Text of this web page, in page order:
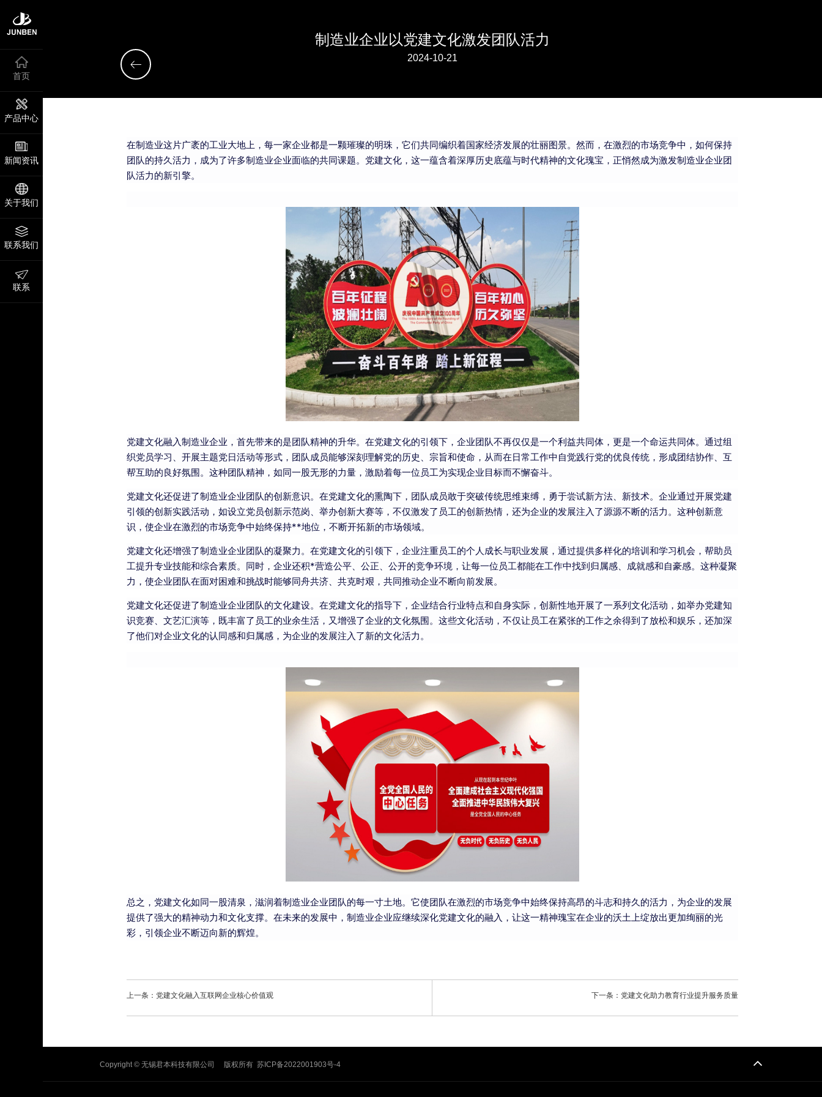
首页
产品中心
新闻资讯
关于我们
联系我们
联系
制造业企业以党建文化激发团队活力
2024-10-21
在制造业这片广袤的工业大地上，每一家企业都是一颗璀璨的明珠，它们共同编织着国家经济发展的壮丽图景。然而，在激烈的市场竞争中，如何保持
团队的持久活力，成为了许多制造业企业面临的共同课题。党建文化，这一蕴含着深厚历史底蕴与时代精神的文化瑰宝，正悄然成为激发制造业企业团
队活力的新引擎。
党建文化融入制造业企业，首先带来的是团队精神的升华。在党建文化的引领下，企业团队不再仅仅是一个利益共同体，更是一个命运共同体。通过组
织党员学习、开展主题党日活动等形式，团队成员能够深刻理解党的历史、宗旨和使命，从而在日常工作中自觉践行党的优良传统，形成团结协作、互
帮互助的良好氛围。这种团队精神，如同一股无形的力量，激励着每一位员工为实现企业目标而不懈奋斗。
党建文化还促进了制造业企业团队的创新意识。在党建文化的熏陶下，团队成员敢于突破传统思维束缚，勇于尝试新方法、新技术。企业通过开展党建
引领的创新实践活动，如设立党员创新示范岗、举办创新大赛等，不仅激发了员工的创新热情，还为企业的发展注入了源源不断的活力。这种创新意
识，使企业在激烈的市场竞争中始终保持**地位，不断开拓新的市场领域。
党建文化还增强了制造业企业团队的凝聚力。在党建文化的引领下，企业注重员工的个人成长与职业发展，通过提供多样化的培训和学习机会，帮助员
工提升专业技能和综合素质。同时，企业还积*营造公平、公正、公开的竞争环境，让每一位员工都能在工作中找到归属感、成就感和自豪感。这种凝聚
力，使企业团队在面对困难和挑战时能够同舟共济、共克时艰，共同推动企业不断向前发展。
党建文化还促进了制造业企业团队的文化建设。在党建文化的指导下，企业结合行业特点和自身实际，创新性地开展了一系列文化活动，如举办党建知
识竞赛、文艺汇演等，既丰富了员工的业余生活，又增强了企业的文化氛围。这些文化活动，不仅让员工在紧张的工作之余得到了放松和娱乐，还加深
了他们对企业文化的认同感和归属感，为企业的发展注入了新的文化活力。
总之，党建文化如同一股清泉，滋润着制造业企业团队的每一寸土地。它使团队在激烈的市场竞争中始终保持高昂的斗志和持久的活力，为企业的发展
提供了强大的精神动力和文化支撑。在未来的发展中，制造业企业应继续深化党建文化的融入，让这一精神瑰宝在企业的沃土上绽放出更加绚丽的光
彩，引领企业不断迈向新的辉煌。
上一条：党建文化融入互联网企业核心价值观 下一条：党建文化助力教育行业提升服务质量
Copyright © 无锡君本科技有限公司 版权所有 苏ICP备2022001903号-4